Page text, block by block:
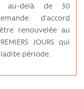
au-delà de 30
d’accord
renouvelée au
JOURS qui
période.